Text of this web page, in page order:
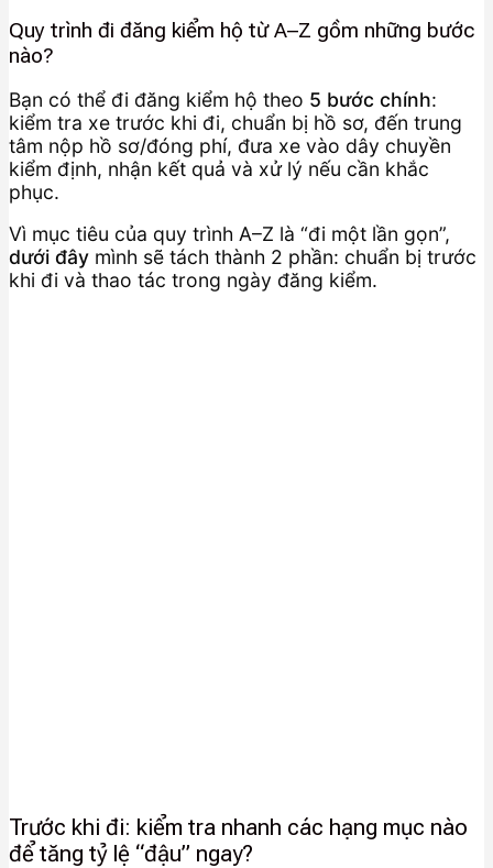
Quy trình đi đăng kiểm hộ từ A–Z gồm những bước
nào?
Bạn có thể đi đăng kiểm hộ theo 5 bước chính:
kiểm tra xe trước khi đi, chuẩn bị hồ sơ, đến trung
tâm nộp hồ sơ/đóng phí, đưa xe vào dây chuyền
kiểm định, nhận kết quả và xử lý nếu cần khắc
phục.
Vì mục tiêu của quy trình A–Z là “đi một lần gọn”,
dưới đây mình sẽ tách thành 2 phần: chuẩn bị trước
khi đi và thao tác trong ngày đăng kiểm.
Trước khi đi: kiểm tra nhanh các hạng mục nào
để tăng tỷ lệ “đậu” ngay?